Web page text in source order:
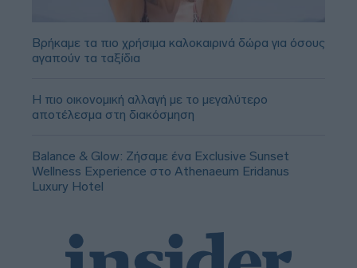
Βρήκαμε τα πιο χρήσιμα καλοκαιρινά δώρα για όσους
αγαπούν τα ταξίδια
Η πιο οικονομική αλλαγή με το μεγαλύτερο
αποτέλεσμα στη διακόσμηση
Balance & Glow: Ζήσαμε ένα Exclusive Sunset
Wellness Experience στο Athenaeum Eridanus
Luxury Hotel